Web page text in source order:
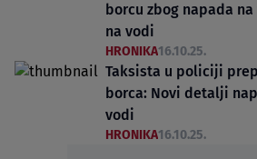
borcu zbog napada
na vodi
HRONIKA16.10.25.
Taksista u policiji
borca: Novi detalji
vodi
HRONIKA16.10.25.